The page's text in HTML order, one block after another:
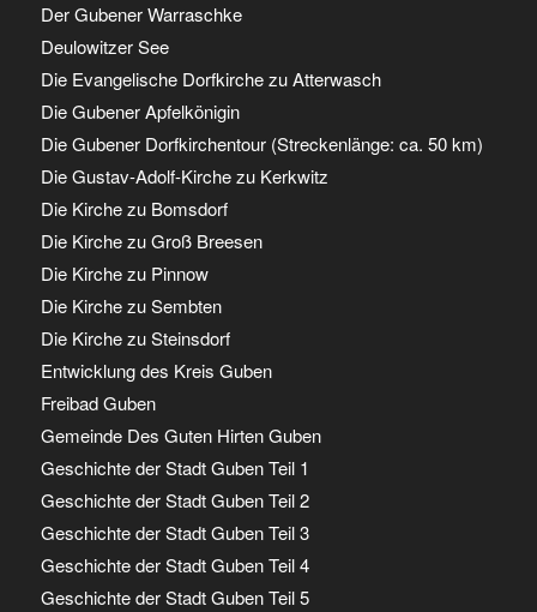
Der Gubener Warraschke
Deulowitzer See
Die Evangelische Dorfkirche zu Atterwasch
Die Gubener Apfelkönigin
Die Gubener Dorfkirchentour (Streckenlänge: ca. 50 km)
Die Gustav-Adolf-Kirche zu Kerkwitz
Die Kirche zu Bomsdorf
Die Kirche zu Groß Breesen
Die Kirche zu Pinnow
Die Kirche zu Sembten
Die Kirche zu Steinsdorf
Entwicklung des Kreis Guben
Freibad Guben
Gemeinde Des Guten Hirten Guben
Geschichte der Stadt Guben Teil 1
Geschichte der Stadt Guben Teil 2
Geschichte der Stadt Guben Teil 3
Geschichte der Stadt Guben Teil 4
Geschichte der Stadt Guben Teil 5